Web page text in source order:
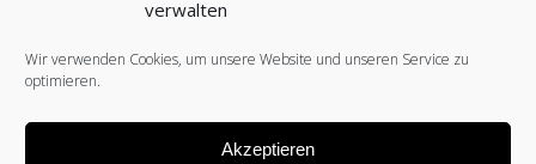
verwalten
Wir verwenden Cookies, um unsere Website und unseren Service zu
optimieren.
Akzeptieren
AGB (B2B)
COOKIE-RICHTLINIE (EU)